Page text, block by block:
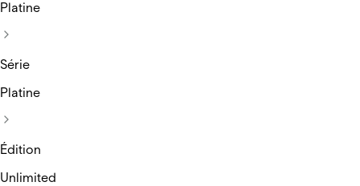
Platine
Série
Platine
Édition
Unlimited